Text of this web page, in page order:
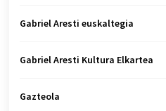
Gabriel Aresti euskaltegia
Gabriel Aresti Kultura Elkartea
Gazteola